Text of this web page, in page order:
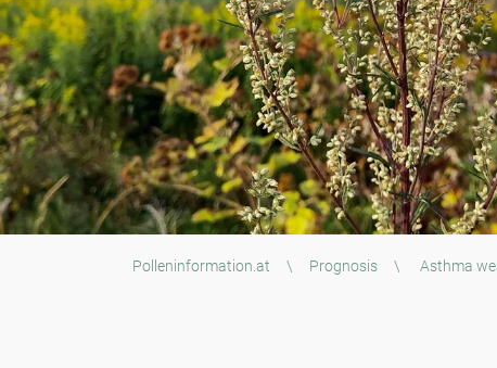
Polleninformation.at \ Prognosis \ Asthma